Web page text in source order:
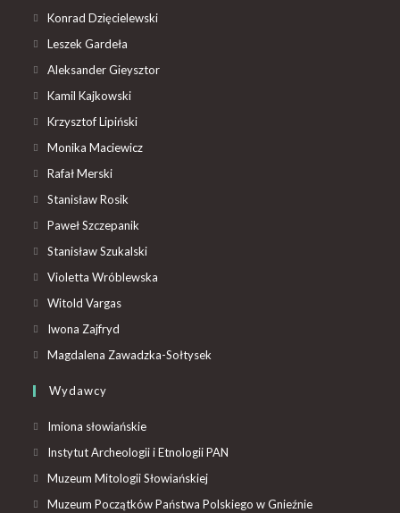
Konrad Dzięcielewski
Leszek Gardeła
Aleksander Gieysztor
Kamil Kajkowski
Krzysztof Lipiński
Monika Maciewicz
Rafał Merski
Stanisław Rosik
Paweł Szczepanik
Stanisław Szukalski
Violetta Wróblewska
Witold Vargas
Iwona Zajfryd
Magdalena Zawadzka-Sołtysek
Wydawcy
Imiona słowiańskie
Instytut Archeologii i Etnologii PAN
Muzeum Mitologii Słowiańskiej
Muzeum Początków Państwa Polskiego w Gnieźnie